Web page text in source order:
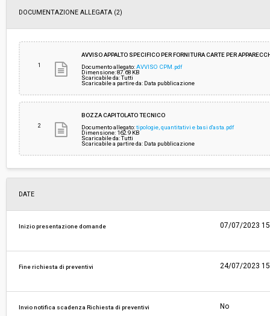
Svolgimento:
Importo (al netto dell’IVA):
Costi di sicurezza non soggetti a
ribasso (al netto dell’IVA):
DOCUMENTAZIONE ALLEGATA (2)
1
AVVISO APPALTO SPECIFICO PER FORNITURA CARTE PER
Documento allegato:AVVISO CPM.pdf
Dimensione: 87.68 KB
Scaricabile da: Tutti
Scaricabile a partire da: Data pubblicazione
2
BOZZA CAPITOLATO TECNICO
Documento allegato:tipologie, quantitativi e basi d'asta.pdf
Dimensione: 162.9 KB
Scaricabile da: Tutti
Scaricabile a partire da: Data pubblicazione
DATE
Inizio presentazione domande 07/07/2023
Fine richiesta di preventivi 24/07/2023
Invio notifica scadenza Richiesta di preventivi No